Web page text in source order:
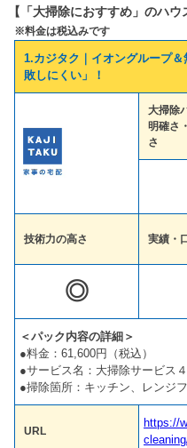
【「大掃除におすすめ」のハウ
※料金は税込みです
1.カジタク｜イオングループ
敗しにくい」！
大掃除
明確さ
さ
技術力の高さ 実績・
◎
＜パック内容の詳細＞
●料金：61,600円（税込）
●サービス名：大掃除サービス
●掃除箇所：キッチン、レンジ
URL
https://